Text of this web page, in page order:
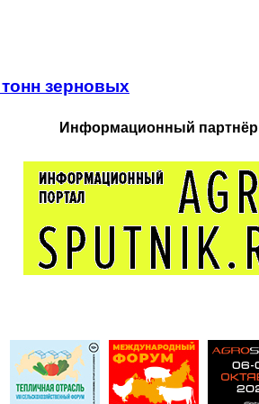
зерновых
Информационный партнёр